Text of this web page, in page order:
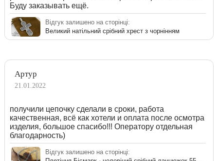
Буду заказывать ещё.
Відгук залишено на сторінці:
Великий натільний срібний хрест з чорнінням
Артур
21.01.2022
получили цепочку сделали в сроки, работа
качественная, всё как хотели и оплата после осмотра
изделия, большое спасибо!!! Оператору отдельная
благодарность)
Відгук залишено на сторінці: